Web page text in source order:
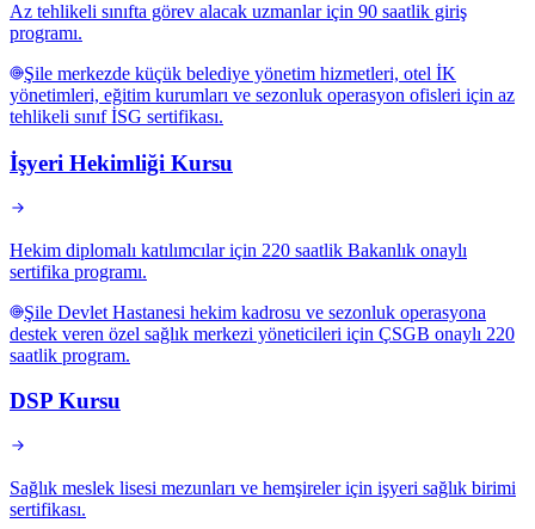
Az tehlikeli sınıfta görev alacak uzmanlar için 90 saatlik giriş
programı.
Şile merkezde küçük belediye yönetim hizmetleri, otel İK
yönetimleri, eğitim kurumları ve sezonluk operasyon ofisleri için az
tehlikeli sınıf İSG sertifikası.
İşyeri Hekimliği Kursu
Hekim diplomalı katılımcılar için 220 saatlik Bakanlık onaylı
sertifika programı.
Şile Devlet Hastanesi hekim kadrosu ve sezonluk operasyona
destek veren özel sağlık merkezi yöneticileri için ÇSGB onaylı 220
saatlik program.
DSP Kursu
Sağlık meslek lisesi mezunları ve hemşireler için işyeri sağlık birimi
sertifikası.